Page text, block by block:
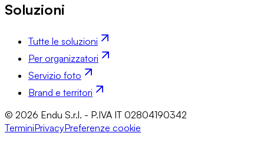
Soluzioni
Tutte le soluzioni
Per organizzatori
Servizio foto
Brand e territori
© 2026 Endu S.r.l. - P.IVA IT 02804190342
TerminiPrivacyPreferenze cookie